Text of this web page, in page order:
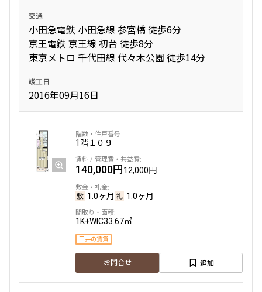
交通
小田急電鉄 小田急線 参宮橋 徒歩6分
京王電鉄 京王線 初台 徒歩8分
東京メトロ 千代田線 代々木公園 徒歩14分
竣工日
2016年09月16日
1階１０９
140,000円12,000円
1.0ヶ月 1.0ヶ月
1K+WIC33.67㎡
三井の賃貸
お問合せ 追加